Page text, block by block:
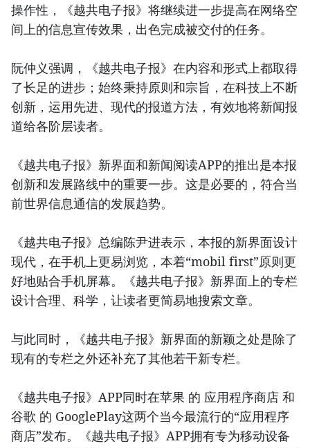
操作性，《越共电子报》将继续进一步提高在网络空
间上的信息宣传效果，出色完成被交付的任务。
阮仲义强调，《越共电子报》在内容和形式上都取得
了长足的进步；始终秉持原则和宗旨，在科技上不断
创新，运用先进、现代的报道方法，有效地将新闻报
道给各阶层读者。
《越共电子报》新界面和新闻阅读APP的推出是本报
创新和发展路线中的重要一步。这是必要的，符合当
前世界信息通信的发展趋势。
《越共电子报》总编陈尹进表示，本报的新界面设计
现代，在手机上更易浏览，本着“mobil first”原则更
好地贴合手机屏幕。《越共电子报》新界面上的专栏
设计合理、科学，让读者更简易地搜索文章。
与此同时，《越共电子报》新界面的新颖之处是除了
现有的专栏之外还补充了其他若干新专栏。
《越共电子报》APP同时在苹果 的 应用程序商店 和
谷歌 的 GooglePlay这两个当今最流行的“应用程序
商店”发布。《越共电子报》APP拥有专为移动设备